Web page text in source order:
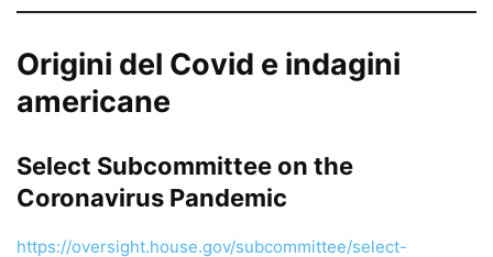
Origini del Covid e indagini
americane
Select Subcommittee on the
Coronavirus Pandemic
https://oversight.house.gov/subcommittee/select-